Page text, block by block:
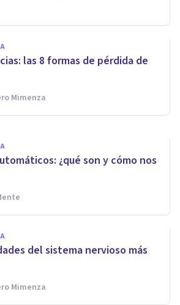
las 8 formas de pérdida de
Mimenza
cerebral:
y síntomas
Martínez
¿qué son y cómo nos
del sistema nervioso más
Mimenza